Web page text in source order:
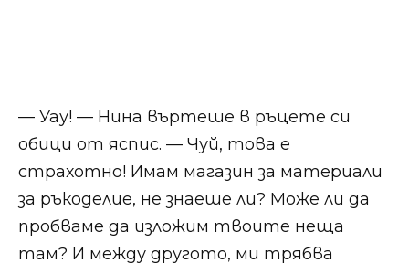
— Уау! — Нина въртеше в ръцете си
обици от яспис. — Чуй, това е
страхотно! Имам магазин за материали
за ръкоделие, не знаеше ли? Може ли да
пробваме да изложим твоите неща
там? И между другото, ми трябва